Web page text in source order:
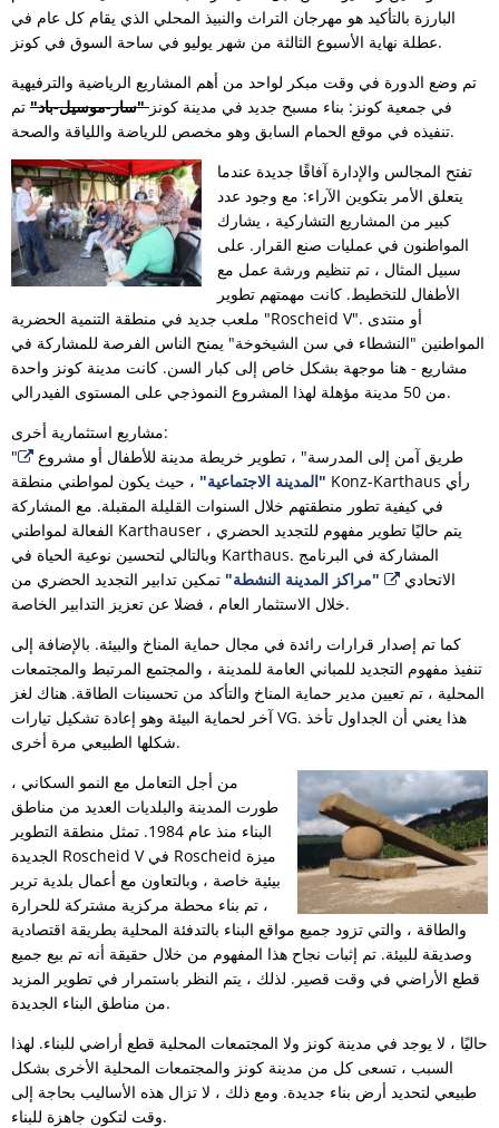
البارزة بالتأكيد هو مهرجان التراث والنبيذ المحلي الذي يقام كل عام في
عطلة نهاية الأسبوع الثالثة من شهر يوليو في ساحة السوق في كونز.
تم وضع الدورة في وقت مبكر لواحد من أهم المشاريع الرياضية والترفيهية
في جمعية كونز: بناء مسبح جديد في مدينة كونز "سار-موسيل-باد" تم
تنفيذه في موقع الحمام السابق وهو مخصص للرياضة واللياقة والصحة.
تفتح المجالس والإدارة آفاقًا جديدة عندما
يتعلق الأمر بتكوين الآراء: مع وجود عدد
كبير من المشاريع التشاركية ، يشارك
المواطنون في عمليات صنع القرار. على
سبيل المثال ، تم تنظيم ورشة عمل مع
الأطفال للتخطيط. كانت مهمتهم تطوير
ملعب جديد في منطقة التنمية الحضرية "Roscheid V". أو منتدى
المواطنين "النشطاء في سن الشيخوخة" يمنح الناس الفرصة للمشاركة في
مشاريع - هنا موجهة بشكل خاص إلى كبار السن. كانت مدينة كونز واحدة
من 50 مدينة مؤهلة لهذا المشروع النموذجي على المستوى الفيدرالي.
مشاريع استثمارية أخرى:
"طريق آمن إلى المدرسة" ، تطوير خريطة مدينة للأطفال أو مشروع
"المدينة الاجتماعية" ، حيث يكون لمواطني منطقة Konz-Karthaus رأي
في كيفية تطور منطقتهم خلال السنوات القليلة المقبلة. مع المشاركة
الفعالة لمواطني Karthauser ، يتم حاليًا تطوير مفهوم للتجديد الحضري
وبالتالي لتحسين نوعية الحياة في Karthaus. المشاركة في البرنامج
الاتحادي
"مراكز المدينة النشطة" تمكين تدابير التجديد الحضري من
خلال الاستثمار العام ، فضلا عن تعزيز التدابير الخاصة.
كما تم إصدار قرارات رائدة في مجال حماية المناخ والبيئة. بالإضافة إلى
تنفيذ مفهوم التجديد للمباني العامة للمدينة ، والمجتمع المرتبط والمجتمعات
المحلية ، تم تعيين مدير حماية المناخ والتأكد من تحسينات الطاقة. هناك لغز
آخر لحماية البيئة وهو إعادة تشكيل تيارات VG. هذا يعني أن الجداول تأخذ
شكلها الطبيعي مرة أخرى.
من أجل التعامل مع النمو السكاني ،
طورت المدينة والبلديات العديد من مناطق
البناء منذ عام 1984. تمثل منطقة التطوير
الجديدة Roscheid V في Roscheid ميزة
بيئية خاصة ، وبالتعاون مع أعمال بلدية ترير
، تم بناء محطة مركزية مشتركة للحرارة
والطاقة ، والتي تزود جميع مواقع البناء بالتدفئة المحلية بطريقة اقتصادية
وصديقة للبيئة. تم إثبات نجاح هذا المفهوم من خلال حقيقة أنه تم بيع جميع
قطع الأراضي في وقت قصير. لذلك ، يتم النظر باستمرار في تطوير المزيد
من مناطق البناء الجديدة.
حاليًا ، لا يوجد في مدينة كونز ولا المجتمعات المحلية قطع أراضي للبناء. لهذا
السبب ، تسعى كل من مدينة كونز والمجتمعات المحلية الأخرى بشكل
طبيعي لتحديد أرض بناء جديدة. ومع ذلك ، لا تزال هذه الأساليب بحاجة إلى
وقت لتكون جاهزة للبناء.